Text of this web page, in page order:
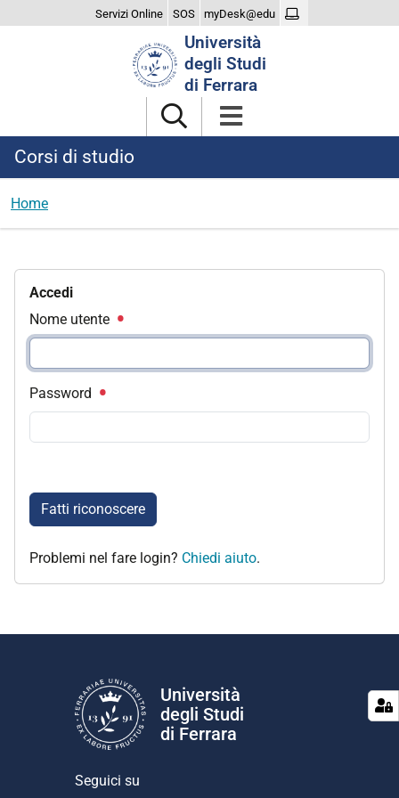
Servizi Online SOS myDesk@edu
Università
degli Studi
di Ferrara
Corsi di studio
Home
Accedi
Nome utente
Password
Fatti riconoscere
Problemi nel fare login? Chiedi aiuto.
Università
degli Studi
di Ferrara
Seguici su